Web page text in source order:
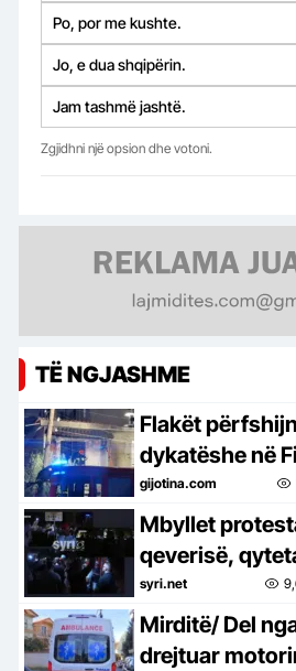
Po, por me kushte.
Jo, e dua shqipërin.
Jam tashmë jashtë.
Zgjidhni një opsion dhe votoni.
TË NGJASHME
Flakët
dykatëshe në
mëdha
gijotina.com
Mbyllet
qeverisë,
deri në largimin
syri.net
Mirditë/ Del
drejtuar